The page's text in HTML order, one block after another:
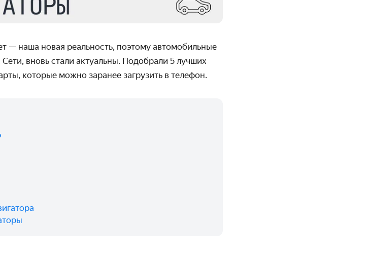
— наша новая реальность, поэтому автомобильные
вновь стали актуальны. Подобрали 5 лучших
которые можно заранее загрузить в телефон.